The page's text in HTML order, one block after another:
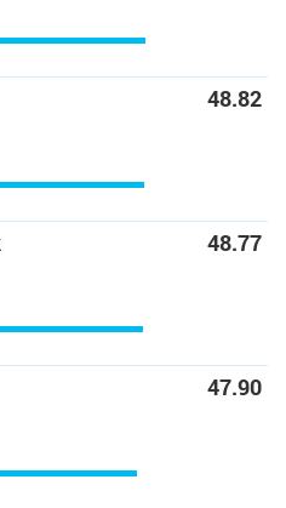
48.82
48.77
47.90